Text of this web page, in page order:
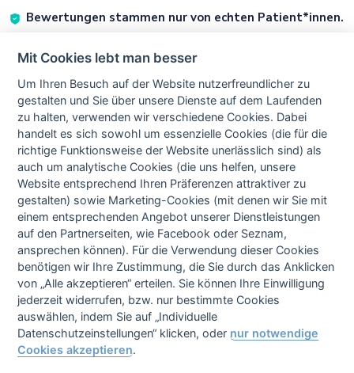
Bewertungen stammen nur von echten Patient*innen.
Vorherige
Bewertung
Nächste
Bewertung
Alle Bewertungen zum Eingriff Behandlung von Mimikfalten
mit Injektionen anzeigen
Datenschutzerklärung
AGB
Cookie-Einstellungen
Impressum
mExpe CZmExpe SKmExpe DEmExpe EN
Mit Cookies lebt man besser
Um Ihren Besuch auf der Website nutzerfreundlicher zu
gestalten und Sie über unsere Dienste auf dem Laufenden
zu halten, verwenden wir verschiedene Cookies. Dabei
handelt es sich sowohl um essenzielle Cookies (die für die
richtige Funktionsweise der Website unerlässlich sind) als
auch um analytische Cookies (die uns helfen, unsere
Website entsprechend Ihren Präferenzen attraktiver zu
gestalten) sowie Marketing-Cookies (mit denen wir Sie mit
einem entsprechenden Angebot unserer Dienstleistungen
auf den Partnerseiten, wie Facebook oder Seznam,
ansprechen können). Für die Verwendung dieser Cookies
benötigen wir Ihre Zustimmung, die Sie durch das Anklicken
von „Alle akzeptieren“ erteilen. Sie können Ihre Einwilligung
jederzeit widerrufen, bzw. nur bestimmte Cookies
auswählen, indem Sie auf „Individuelle
Datenschutzeinstellungen“ klicken, oder nur notwendige
Cookies akzeptieren.